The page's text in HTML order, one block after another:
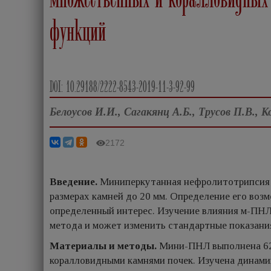
функций
DOI: 10.29188/2222-8543-2019-11-3-92-99
Белоусов И.И., Сагакянц А.Б., Трусов П.В.,
2172
Введение. Миниперкутанная
размерах камней до 20 мм. Определение его
определенный интерес. Изучение влияния м-
метода и может изменить стандартные
Материалы и методы. Мини-ПНЛ выполнена
коралловидными камнями почек. Изучена